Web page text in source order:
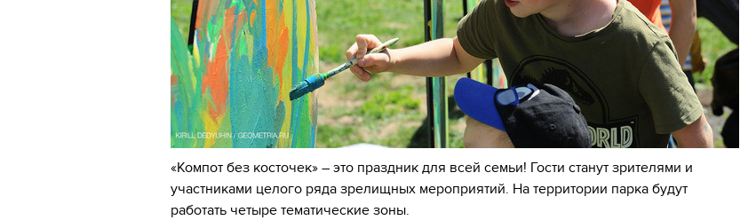
«Компот без косточек» – это праздник для всей семьи! Гости станут зрителями и
участниками целого ряда зрелищных мероприятий. На территории парка будут
работать четыре тематические зоны.